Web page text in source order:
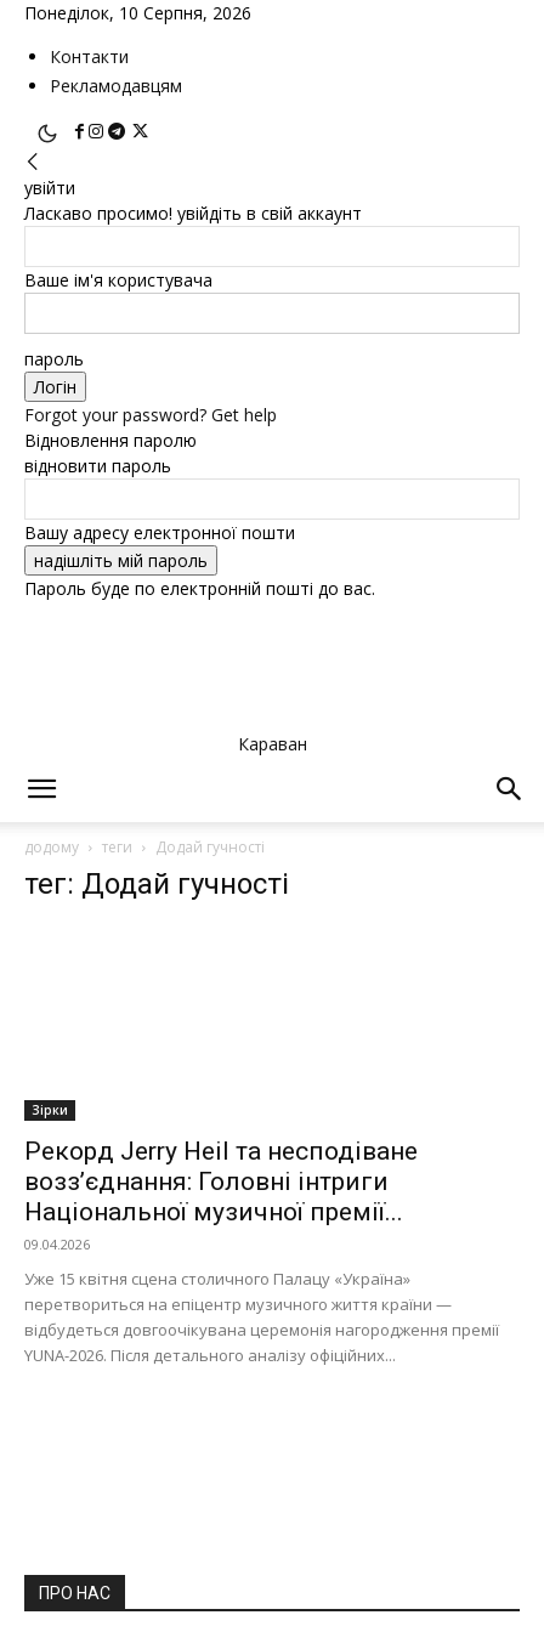
Понеділок, 10 Серпня, 2026
Контакти
Рекламодавцям
увійти
Ласкаво просимо! увійдіть в свій аккаунт
Ваше ім'я користувача
пароль
Forgot your password? Get help
Відновлення паролю
відновити пароль
Вашу адресу електронної пошти
Пароль буде по електронній пошті до вас.
Караван
додому теги Додай гучності
тег: Додай гучності
Зірки
Рекорд Jerry Heil та несподіване
возз’єднання: Головні інтриги
Національної музичної премії...
09.04.2026
Уже 15 квітня сцена столичного Палацу «Україна»
перетвориться на епіцентр музичного життя країни —
відбудеться довгоочікувана церемонія нагородження премії
YUNA-2026. Після детального аналізу офіційних...
ПРО НАС